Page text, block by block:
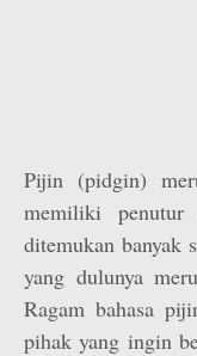
Pijin (pidgin)
memiliki penutur
ditemukan banyak
yang dulunya
Ragam bahasa
pihak yang ingin